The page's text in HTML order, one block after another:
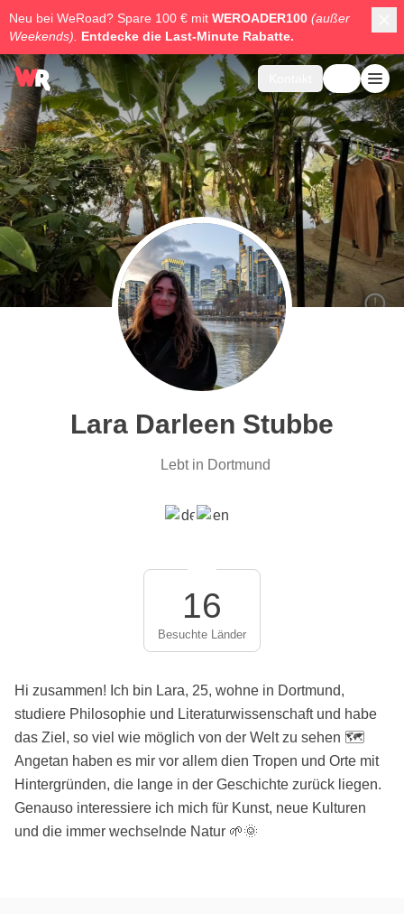
Neu bei WeRoad? Spare 100 € mit WEROADER100 (außer
Weekends).
Entdecke die Last-Minute Rabatte.
Lara Darleen Stubbe
Lebt in Dortmund
16
Besuchte Länder
Hi zusammen! Ich bin Lara, 25, wohne in Dortmund,
studiere Philosophie und Literaturwissenschaft und habe
das Ziel, so viel wie möglich von der Welt zu sehen 🗺️
Angetan haben es mir vor allem dien Tropen und Orte mit
Hintergründen, die lange in der Geschichte zurück liegen.
Genauso interessiere ich mich für Kunst, neue Kulturen
und die immer wechselnde Natur 🌱🌞